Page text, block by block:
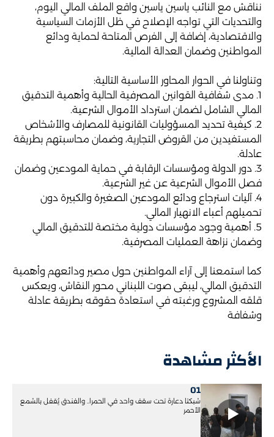
الأكثر مشاهدة
01
شبكتا دعارة تحت سقف واحد في الحمرا.. والفندق يُقفل بالشمع
الأحمر
نناقش مع النائب ياسين ياسين واقع الملف المالي اليوم،
والتحديات التي تواجه الإصلاح في ظل الأزمات السياسية
والاقتصادية، إضافة إلى الفرص المتاحة لحماية ودائع
المواطنين وضمان العدالة المالية.
وتناولنا في الحوار المحاور الأساسية التالية:
1. مدى شفافية القوانين المصرفية الحالية وأهمية التدقيق
المالي الشامل لضمان استرداد الأموال الشرعية.
2. كيفية تحديد المسؤوليات القانونية للمصارف والأشخاص
المستفيدين من القروض التجارية، وضمان محاسبتهم بطريقة
عادلة.
3. دور الدولة ومؤسسات الرقابة في حماية المودعين وضمان
فصل الأموال الشرعية عن غير الشرعية.
4. آليات استرجاع ودائع المودعين الصغيرة والكبيرة دون
تحميلهم أعباء الانهيار المالي.
5. أهمية وجود مؤسسات دولية مختصة للتدقيق المالي
وضمان نزاهة العمليات المصرفية.
كما استمعنا إلى آراء المواطنين حول مصير ودائعهم وأهمية
التدقيق المالي، ليبقى صوت اللبناني محور النقاش، ويعكس
قلقه المشروع ورغبته في استعادة حقوقه بطريقة عادلة
وشفافة